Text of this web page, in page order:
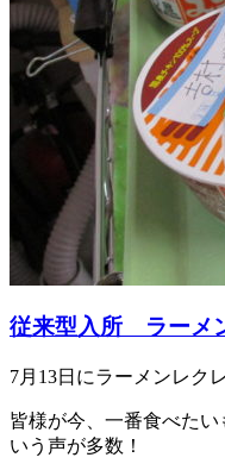
従来型入所 ラーメ
7月13日にラーメンレク
皆様が今、一番食べた
いう声が多数！